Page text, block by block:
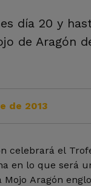
día 20 y
de Aragón
de 2013
celebrará el
en lo que será
Mojo Aragón